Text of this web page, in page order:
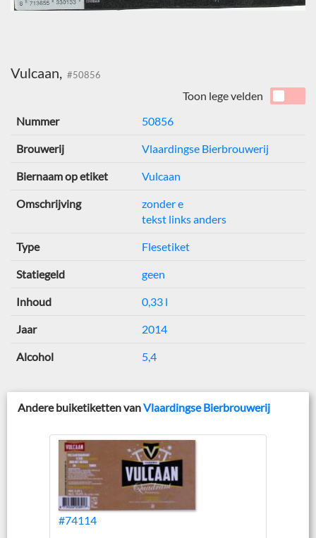
Vulcaan, #50856
Toon lege velden
Nummer
50856
Brouwerij Vlaardingse Bierbrouwerij
Biernaam op etiket Vulcaan
Omschrijving
zonder e
tekst links anders
Type Flesetiket
Statiegeld geen
Inhoud 0,33 l
Jaar 2014
Alcohol 5,4
Andere buiketiketten vanVlaardingse Bierbrouwerij
#74114